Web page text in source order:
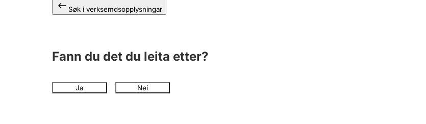
Søk i verksemdsopplysningar
Fann du det du leita etter?
Ja Nei